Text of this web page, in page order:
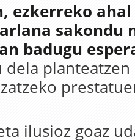
ezkerreko
sakondu
badugu
dela
ilusioz goaz